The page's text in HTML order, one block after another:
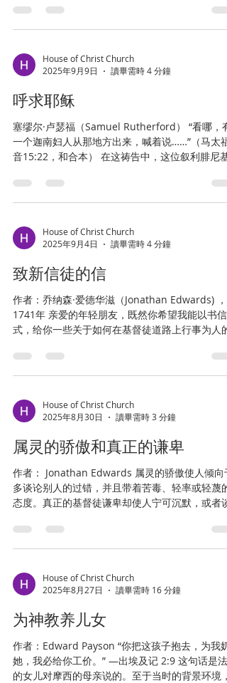
救。我当日所领受又传给你们的：第一，就是基督
照圣经所说，为我们的罪死了，而且埋葬了；又照
显给十二使徒看；……。不拘是我，是众使徒，我
教徒的看法是：只有神透过他的圣灵并藉着他的话
语，才能使罪人产生信心；而且神如此做时，不是
会说，我们传福音的方法，必须与这条真理一致。
任何基于其他教义的行事方法，都不能被接受。 清
如我在本文中所部分证明的那样，其结果对改革延
先，它意味着一切使用心理压力来激发“决定”的办
都必须予以避免，因为这些方法事实上是傲慢的，
企图篡夺圣灵的权威。更进一步，它意味着放弃这
些方法并不是损失，因为这些方法对福音性讲道的
偏离其目标。因为虽然有技巧地使用心理压力可以
灵的改变。而当“决定”的热情消退以后，那些曾这
做过的人常常变得“对福音硬心”，甚至充满敌意。
House of Christ Church
2025年9月9日
讀畢需時 4 分鐘
呼求耶稣
塞缪尔·卢瑟福（Samuel Rutherford） “看哪，有
一个迦南妇人从那地方出来，喊着说……”（马太福
音15:22，和合本） 在这祷告中，这位叙利腓尼基妇
魂的救主说话，岂不是更为谦逊吗？祂在我们祈求
之前就已经垂听，...
House of Christ Church
2025年9月4日
讀畢需時 4 分鐘
致新信徒的信
作者：乔纳森·爱德华滋（Jonathan Edwards) ，
1741年 亲爱的年轻朋友，既然你希望我能以书信
式，给你一些关于如何在基督徒道路上行事为人的
教会所见证的大神迹仍然甘甜回味，这促使我愿意
尽我所能，为那里的神子民属灵...
House of Christ Church
2025年8月30日
讀畢需時 3 分鐘
属灵的骄傲和真正的谦卑
作者： Jonathan Edwards 属灵的骄傲使人倾向于
多谈论别人的过错，并且带着苦毒、轻率或轻蔑的
态度。真正的基督徒谦卑却使人宁可沉默，或者谈
人；谦卑的圣徒却最谨慎地对付自己。属灵骄傲的
人容易挑剔那些属灵生命较低的人，常常...
House of Christ Church
2025年8月27日
讀畢需時 16 分鐘
为神教养儿女
作者：Edward Payson “你把这孩子抱去，为我奶
她，我必给你工价。” —出埃及记 2:9 这句话是法
的女儿对摩西的母亲说的。至于当时的背景环境，